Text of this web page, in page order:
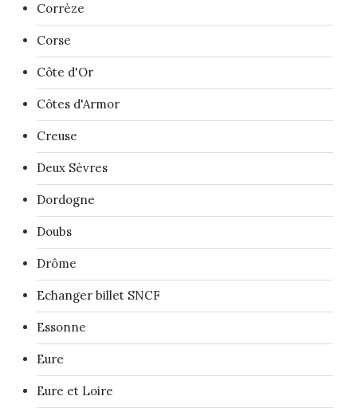
Corrèze
Corse
Côte d'Or
Côtes d'Armor
Creuse
Deux Sèvres
Dordogne
Doubs
Drôme
Echanger billet SNCF
Essonne
Eure
Eure et Loire